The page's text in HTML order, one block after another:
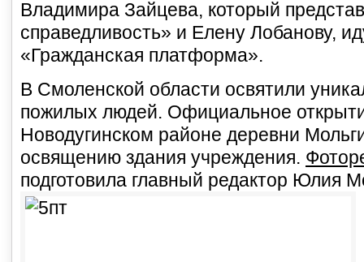
Владимира Зайцева, который
справедливость» и Елену Лобанову,
«Гражданская платформа».
В Смоленской области освятили
пожилых людей. Официальное
Новодугинском районе деревни
освящению здания учреждения.
подготовила главный редактор Юлия